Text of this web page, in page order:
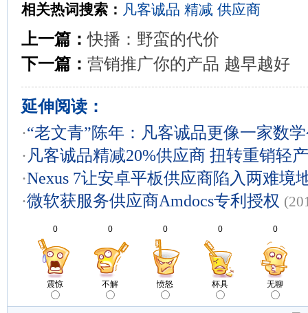
相关热词搜索： 凡客诚品 精减 供应商
上一篇：快播：野蛮的代价
下一篇： 营销推广你的产品 越早越好
延伸阅读：
·“老文青”陈年：凡客诚品更像一家数
· 凡客诚品精减20%供应商 扭转重销轻
·Nexus 7让安卓平板供应商陷入两难境
·微软获服务供应商Amdocs专利授权
0
震惊
0
不解
0
愤怒
0
杯具
0
无聊